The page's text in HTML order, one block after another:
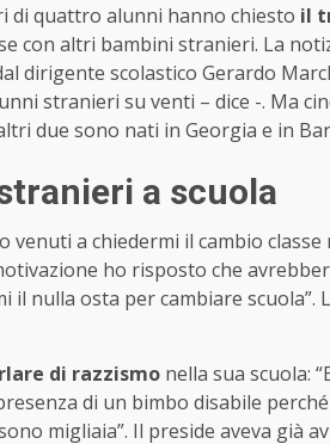
di quattro alunni hanno chiesto il
con altri bambini stranieri. La
dirigente scolastico Gerardo
stranieri su venti – dice -. Ma
due sono nati in Georgia e in
a scuola
venuti a chiedermi il cambio
ho risposto che
il nulla osta per cambiare scuola”.
di razzismo nella sua scuola:
di un bimbo disabile
migliaia”. Il preside aveva già